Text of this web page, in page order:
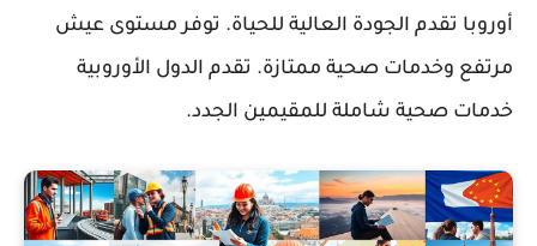
أوروبا تقدمالجودة العالية للحياة. توفر مستوى عيش
مرتفع وخدمات صحية ممتازة. تقدم الدول الأوروبية
خدمات صحية شاملة للمقيمين الجدد.